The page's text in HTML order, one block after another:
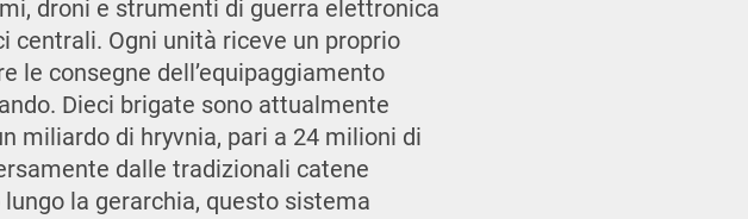
droni e strumenti di guerra elettronica
Ogni unità riceve un proprio
le consegne dell’equipaggiamento
Dieci brigate sono attualmente
miliardo di hryvnia, pari a 24 milioni di
dalle tradizionali catene
la gerarchia, questo sistema